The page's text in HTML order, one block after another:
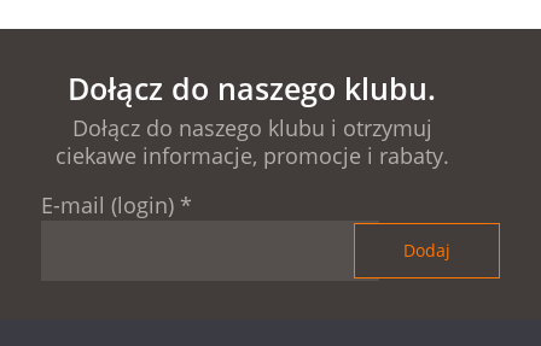
Dołącz do naszego klubu.
Dołącz do naszego klubu i otrzymuj
ciekawe informacje, promocje i rabaty.
E-mail (login) *